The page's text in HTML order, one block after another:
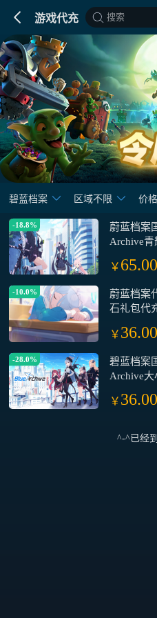
游戏代充 搜索
碧蓝档案 区域不限 价格
-18.8%
蔚蓝档案
Archive
￥ 65.00
-10.0%
蔚蓝档案
石礼包代
￥ 36.00
-28.0%
碧蓝档案
Archive
￥ 36.00
^-^已经